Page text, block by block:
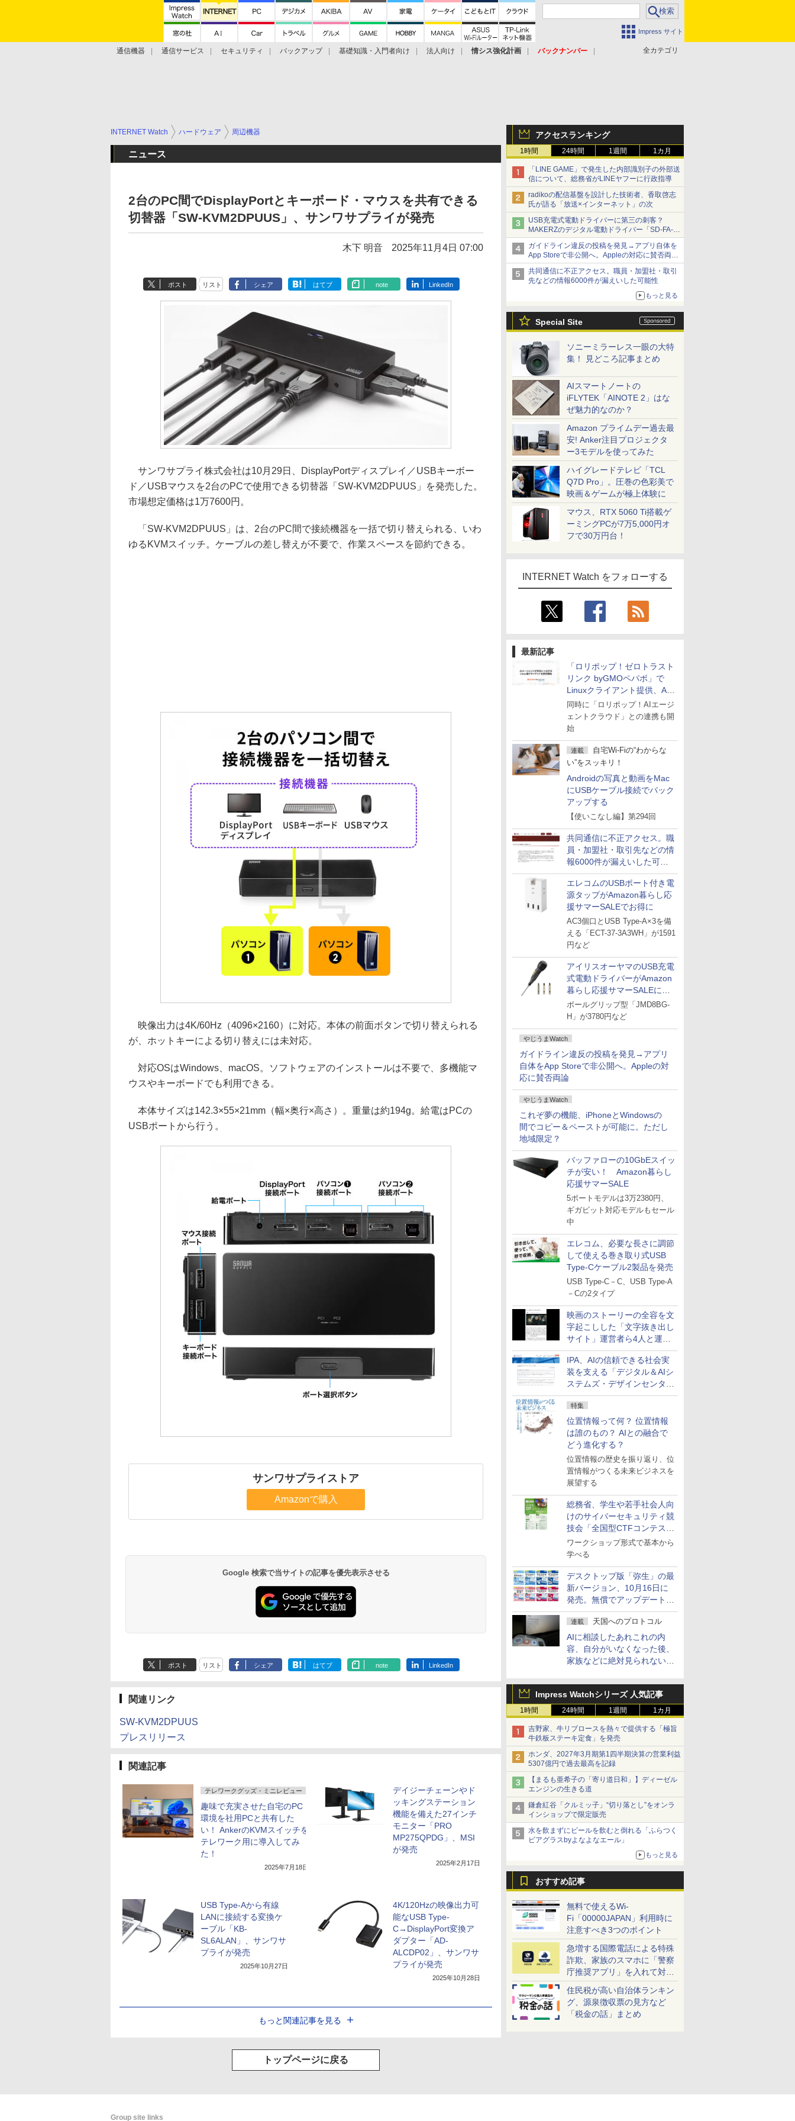
Impress サイト
全カテゴリ
通信機器 通信サービス セキュリティ バックアップ 基礎知識・入門者向け 法人向け 情シス強化計画
バックナンバー
アクセスランキング
1時間 24時間 1週間 1カ月
「LINE GAME」で発生した内部識別子の外部送
信について、総務省がLINEヤフーに行政指導
radikoの配信基盤を設計した技術者、香取啓志
氏が語る「放送×インターネット」の次
USB充電式電動ドライバーに第三の刺客？
MAKERZのデジタル電動ドライバー「SD-FA-
2000L」を、ベッセル、パナソニックと比較し
てみた 【テレワークグッズ・ミニレビュー 第
165回】
ガイドライン違反の投稿を発見→アプリ自体を
App Storeで非公開へ。Appleの対応に賛否両論
【やじうまWatch】
共同通信に不正アクセス。職員・加盟社・取引
先などの情報6000件が漏えいした可能性
もっと見る
Special Site
ソニーミラーレス一眼の大特
集！ 見どころ記事まとめ
AIスマートノートの
iFLYTEK「AINOTE 2」はな
ぜ魅力的なのか？
Amazon プライムデー過去最
安! Anker注目プロジェクタ
ー3モデルを使ってみた
ハイグレードテレビ「TCL
Q7D Pro」。圧巻の色彩美で
映画＆ゲームが極上体験に
マウス、RTX 5060 Ti搭載ゲ
ーミングPCが7万5,000円オ
フで30万円台！
INTERNET Watch をフォローする
最新記事
「ロリポップ！ゼロトラスト
リンク byGMOペパボ」で
Linuxクライアント提供、AI
エージェントの接続が容易に
同時に「ロリポップ！AIエージ
ェントクラウド」との連携も開
始
連載
自宅Wi-Fiの“わからな
い”をスッキリ！
Androidの写真と動画をMac
にUSBケーブル接続でバック
アップする
【使いこなし編】第294回
共同通信に不正アクセス。職
員・加盟社・取引先などの情
報6000件が漏えいした可能
性
エレコムのUSBポート付き電
源タップがAmazon暮らし応
援サマーSALEでお得に
AC3個口とUSB Type-A×3を備
える「ECT-37-3A3WH」が1591
円など
アイリスオーヤマのUSB充電
式電動ドライバーがAmazon
暮らし応援サマーSALEに登
場
ボールグリップ型「JMD8BG-
H」が3780円など
やじうまWatch
ガイドライン違反の投稿を発見→アプリ
自体をApp Storeで非公開へ。Appleの対
応に賛否両論
やじうまWatch
これぞ夢の機能、iPhoneとWindowsの
間でコピー＆ペーストが可能に。ただし
地域限定？
バッファローの10GbEスイッ
チが安い！ Amazon暮らし
応援サマーSALE
5ポートモデルは3万2380円、
ギガビット対応モデルもセール
中
エレコム、必要な長さに調節
して使える巻き取り式USB
Type-Cケーブル2製品を発売
USB Type-C－C、USB Type-A
－Cの2タイプ
映画のストーリーの全容を文
字起こしした「文字抜き出し
サイト」運営者ら4人と運営
法人に有罪判決
IPA、AIの信頼できる社会実
装を支える「デジタル＆AIシ
ステムズ・デザインセンタ
ー」新設
特集
位置情報って何？ 位置情報
は誰のもの？ AIとの融合で
どう進化する？
位置情報の歴史を振り返り、位
置情報がつくる未来ビジネスを
展望する
総務省、学生や若手社会人向
けのサイバーセキュリティ競
技会「全国型CTFコンテス
ト」を10月に開催、参加受付
中
ワークショップ形式で基本から
学べる
デスクトップ版「弥生」の最
新バージョン、10月16日に
発売。無償でアップデートを
提供する早期購入キャンペー
ンも
連載 天国へのプロトコル
AIに相談したあれこれの内
容、自分がいなくなった後、
家族などに絶対見られないよ
Impress Watchシリーズ 人気記事
1時間 24時間 1週間 1カ月
吉野家、牛リブロースを熱々で提供する「極旨
牛鉄板ステーキ定食」を発売
ホンダ、2027年3月期第1四半期決算の営業利益
5307億円で過去最高を記録
【まるも亜希子の「寄り道日和」】ディーゼル
エンジンの生きる道
鎌倉紅谷「クルミッ子」“切り落とし”をオンラ
インショップで限定販売
水を飲まずにビールを飲むと倒れる「ふらつく
ビアグラスbyよなよなエール」
もっと見る
おすすめ記事
無料で使えるWi-
Fi「00000JAPAN」利用時に
注意すべき3つのポイント
急増する国際電話による特殊
詐欺、家族のスマホに「警察
庁推奨アプリ」を入れて対策
しよう！
住民税が高い自治体ランキン
グ、源泉徴収票の見方など
「税金の話」まとめ
INTERNET Watch ハードウェア 周辺機器
ニュース
2台のPC間でDisplayPortとキーボード・マウスを共有できる
切替器「SW-KVM2DPUUS」、サンワサプライが発売
木下 明音 2025年11月4日 07:00
ポスト リスト シェア はてブ note LinkedIn
サンワサプライ株式会社は10月29日、DisplayPortディスプレイ／USBキーボー
ド／USBマウスを2台のPCで使用できる切替器「SW-KVM2DPUUS」を発売した。
市場想定価格は1万7600円。
「SW-KVM2DPUUS」は、2台のPC間で接続機器を一括で切り替えられる、いわ
ゆるKVMスイッチ。ケーブルの差し替えが不要で、作業スペースを節約できる。
映像出力は4K/60Hz（4096×2160）に対応。本体の前面ボタンで切り替えられる
が、ホットキーによる切り替えには未対応。
対応OSはWindows、macOS。ソフトウェアのインストールは不要で、多機能マ
ウスやキーボードでも利用できる。
本体サイズは142.3×55×21mm（幅×奥行×高さ）。重量は約194g。給電はPCの
USBポートから行う。
サンワサプライストア
Amazonで購入
Google 検索で当サイトの記事を優先表示させる
ポスト リスト シェア はてブ note LinkedIn
関連リンク
SW-KVM2DPUUS
プレスリリース
関連記事
テレワークグッズ・ミニレビュー
趣味で充実させた自宅のPC
環境を社用PCと共有した
い！ AnkerのKVMスイッチを
テレワーク用に導入してみ
た！
2025年7月18日
デイジーチェーンやド
ッキングステーション
機能を備えた27インチ
モニター「PRO
MP275QPDG」、MSI
が発売
2025年2月17日
USB Type-Aから有線
LANに接続する変換ケ
ーブル「KB-
SL6ALAN」、サンワサ
プライが発売
2025年10月27日
4K/120Hzの映像出力可
能なUSB Type-
C→DisplayPort変換ア
ダプター「AD-
ALCDP02」、サンワサ
プライが発売
2025年10月28日
もっと関連記事を見る
トップページに戻る
Group site links